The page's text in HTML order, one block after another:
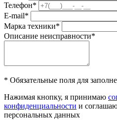
Телефон*
E-mail*
Марка техники*
Описание неисправности*
* Обязательные поля для
Нажимая кнопку, я принимаю
конфиденциальности и
персональных данных